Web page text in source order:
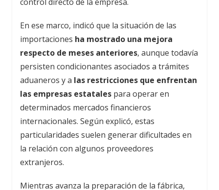
En ese marco, indicó que la situación de las
importaciones ha mostrado una mejora
respecto de meses anteriores, aunque todavía
persisten condicionantes asociados a trámites
aduaneros y a las restricciones que enfrentan
las empresas estatales para operar en
determinados mercados financieros
internacionales. Según explicó, estas
particularidades suelen generar dificultades en
la relación con algunos proveedores
extranjeros.
Mientras avanza la preparación de la fábrica,